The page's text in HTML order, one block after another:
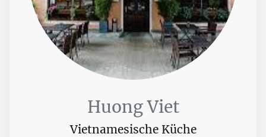
Huong Viet
Vietnamesische Küche